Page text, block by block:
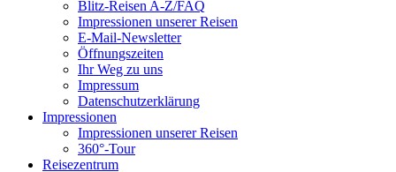
Blitz-Reisen A-Z/FAQ
Impressionen unserer Reisen
E-Mail-Newsletter
Öffnungszeiten
Ihr Weg zu uns
Impressum
Datenschutzerklärung
Impressionen
Impressionen unserer Reisen
360°-Tour
Reisezentrum